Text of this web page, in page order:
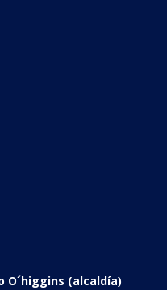
O´higgins (alcaldía)